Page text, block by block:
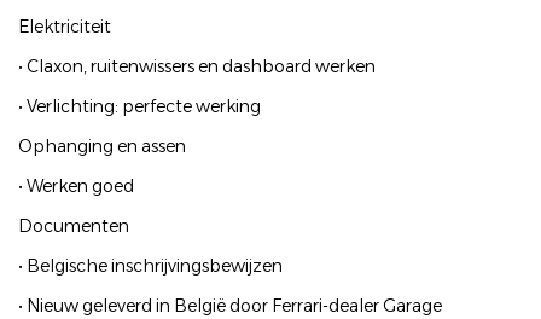
Elektriciteit
• Claxon, ruitenwissers en dashboard werken
• Verlichting: perfecte werking
Ophanging en assen
• Werken goed
Documenten
• Belgische inschrijvingsbewijzen
• Nieuw geleverd in België door Ferrari-dealer Garage